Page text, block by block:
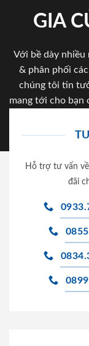
GIA
Với bề dày nhiều
& phân phối
chúng tôi tin
mang tới cho bạn
Hỗ trợ tư vấn
đãi